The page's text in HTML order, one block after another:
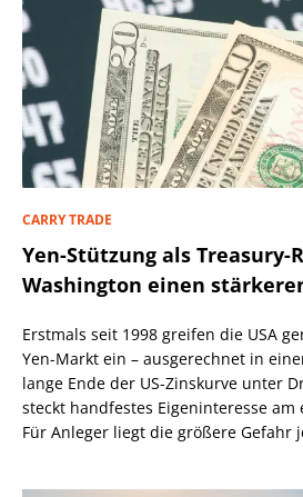
CARRY TRADE
Yen-Stützung als Treasury-
Washington einen
Erstmals seit 1998 greifen die USA
Yen-Markt ein – ausgerechnet in
lange Ende der US-Zinskurve unter
steckt handfestes Eigeninteresse
Für Anleger liegt die größere Gefahr